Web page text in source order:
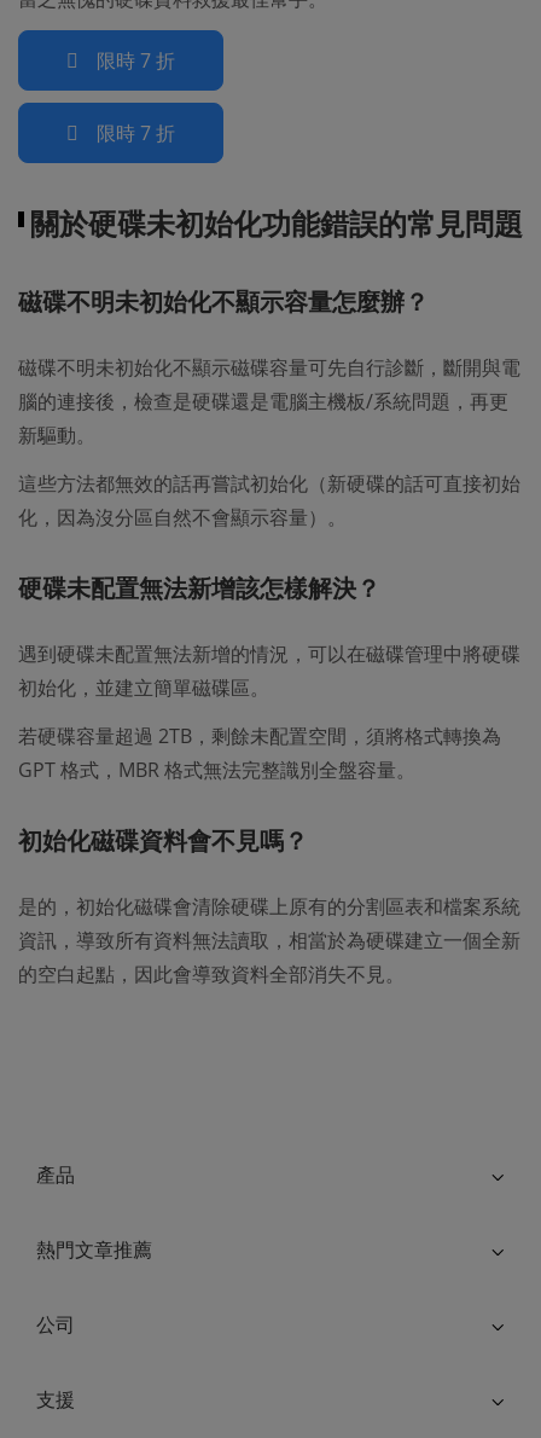
限時 7 折
限時 7 折
關於硬碟未初始化功能錯誤的常見問題
磁碟不明未初始化不顯示容量怎麼辦？
磁碟不明未初始化不顯示磁碟容量可先自行診斷，斷開與電
腦的連接後，檢查是硬碟還是電腦主機板/系統問題，再更
新驅動。
這些方法都無效的話再嘗試初始化（新硬碟的話可直接初始
化，因為沒分區自然不會顯示容量）。
硬碟未配置無法新增該怎樣解決？
遇到硬碟未配置無法新增的情況，可以在磁碟管理中將硬碟
初始化，並建立簡單磁碟區。
若硬碟容量超過 2TB，剩餘未配置空間，須將格式轉換為
GPT 格式，MBR 格式無法完整識別全盤容量。
初始化磁碟資料會不見嗎？
是的，初始化磁碟會清除硬碟上原有的分割區表和檔案系統
資訊，導致所有資料無法讀取，相當於為硬碟建立一個全新
的空白起點，因此會導致資料全部消失不見。
產品
熱門文章推薦
公司
支援